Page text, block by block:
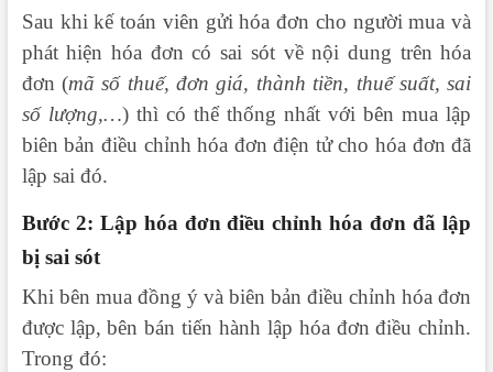
Sau khi kế toán viên gửi hóa đơn cho người mua và
phát hiện hóa đơn có sai sót về nội dung trên hóa
đơn (mã số thuế, đơn giá, thành tiền, thuế suất, sai
số lượng,…) thì có thể thống nhất với bên mua lập
biên bản điều chỉnh hóa đơn điện tử cho hóa đơn đã
lập sai đó.
Bước 2: Lập hóa đơn điều chỉnh hóa đơn đã lập
bị sai sót
Khi bên mua đồng ý và biên bản điều chỉnh hóa đơn
được lập, bên bán tiến hành lập hóa đơn điều chỉnh.
Trong đó: